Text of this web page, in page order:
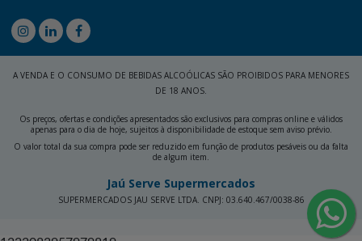
A VENDA E O CONSUMO DE BEBIDAS ALCOÓLICAS SÃO PROIBIDOS PARA MENORES
DE 18 ANOS.
Os preços, ofertas e condições apresentados são exclusivos para compras online e válidos
apenas para o dia de hoje, sujeitos à disponibilidade de estoque sem aviso prévio.
O valor total da sua compra pode ser reduzido em função de produtos pesáveis ou da falta
de algum item.
Jaú Serve Supermercados
SUPERMERCADOS JAU SERVE LTDA. CNPJ: 03.640.467/0038-86